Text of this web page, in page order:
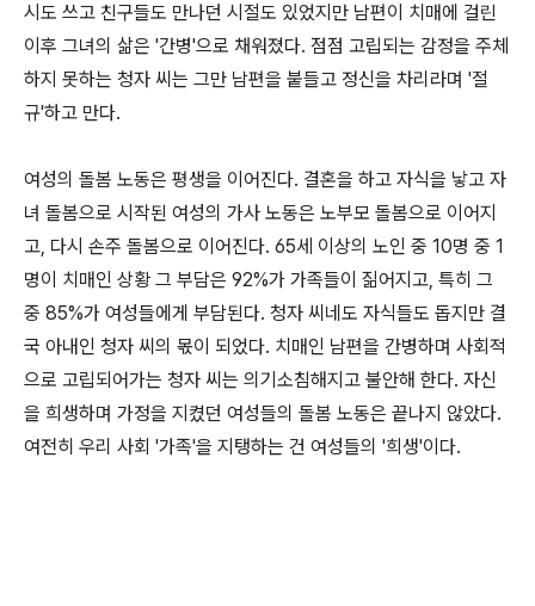
시도 쓰고 친구들도 만나던 시절도 있었지만 남편이 치매에 걸린
이후 그녀의 삶은 '간병'으로 채워졌다. 점점 고립되는 감정을 주체
하지 못하는 청자 씨는 그만 남편을 붙들고 정신을 차리라며 '절
규'하고 만다.
여성의 돌봄 노동은 평생을 이어진다. 결혼을 하고 자식을 낳고 자
녀 돌봄으로 시작된 여성의 가사 노동은 노부모 돌봄으로 이어지
고, 다시 손주 돌봄으로 이어진다. 65세 이상의 노인 중 10명 중 1
명이 치매인 상황 그 부담은 92%가 가족들이 짊어지고, 특히 그
중 85%가 여성들에게 부담된다. 청자 씨네도 자식들도 돕지만 결
국 아내인 청자 씨의 몫이 되었다. 치매인 남편을 간병하며 사회적
으로 고립되어가는 청자 씨는 의기소침해지고 불안해 한다. 자신
을 희생하며 가정을 지켰던 여성들의 돌봄 노동은 끝나지 않았다.
여전히 우리 사회 '가족'을 지탱하는 건 여성들의 '희생'이다.